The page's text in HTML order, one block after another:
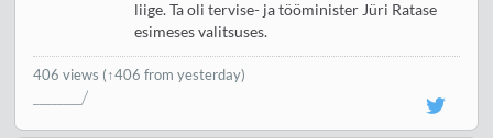
liige. Ta oli tervise- ja tööminister Jüri Ratase
esimeses valitsuses.
406 views (↑406 from yesterday)